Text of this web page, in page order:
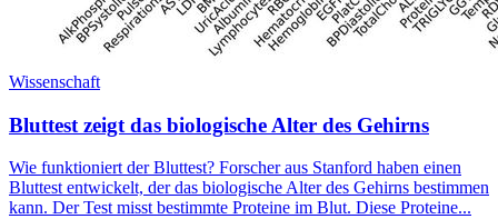
Wissenschaft
Bluttest zeigt das biologische Alter des Gehirns
Wie funktioniert der Bluttest? Forscher aus Stanford haben einen
Bluttest entwickelt, der das biologische Alter des Gehirns bestimmen
kann. Der Test misst bestimmte Proteine im Blut. Diese Proteine...